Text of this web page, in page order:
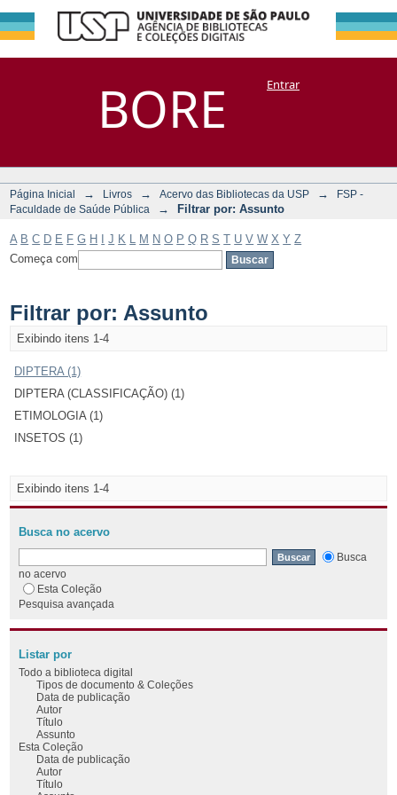
BORE
Filtrar por:
Assunto
DSpace/Manakin + CoriscoEntrar
Página Inicial → Livros → Acervo das Bibliotecas da USP →
FSP -
Faculdade de Saúde Pública
→ Filtrar por: Assunto
A B C D E F G H J K M N O P Q R S T U V W X Y Z
Começa com
Filtrar por: Assunto
Exibindo itens 1-4
DIPTERA (1)
DIPTERA (CLASSIFICAÇÃO) (1)
ETIMOLOGIA (1)
INSETOS (1)
Exibindo itens 1-4
Busca no acervo
Busca
no acervo
Esta Coleção
Pesquisa avançada
Listar por
Todo a biblioteca digital
Tipos de documento & Coleções
Data de publicação
Autor
Título
Assunto
Esta Coleção
Data de publicação
Autor
Título